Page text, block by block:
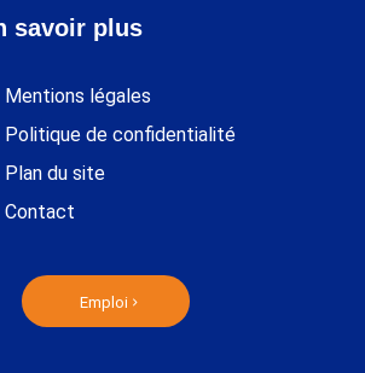
savoir plus
Mentions légales
Politique de confidentialité
Plan du site
Contact
Emploi